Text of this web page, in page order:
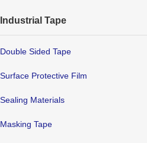
Industrial Tape
Double Sided Tape
Surface Protective Film
Sealing Materials
Masking Tape